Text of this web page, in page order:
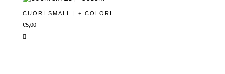
CUORI SMALL | + COLORI
€5,00